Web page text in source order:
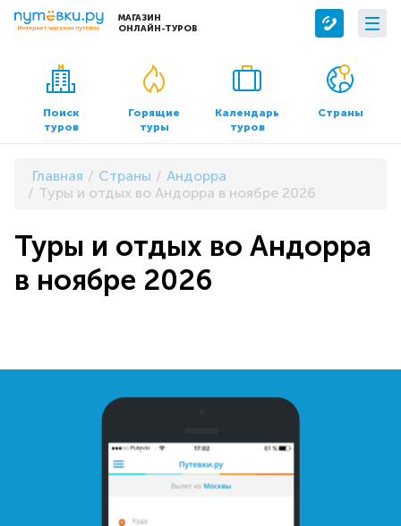
МАГАЗИН
ОНЛАЙН-ТУРОВ
Сервисы
Бронирование отелей
Трансфер
О компании
О нас
Контакты
Документы и реквизиты
Поиск
туров
Горящие
туры
Календарь
туров
Страны
Главная Страны
Андорра
Туры и отдых во Андорра в ноябре 2026
Туры и отдых во Андорра
в ноябре 2026